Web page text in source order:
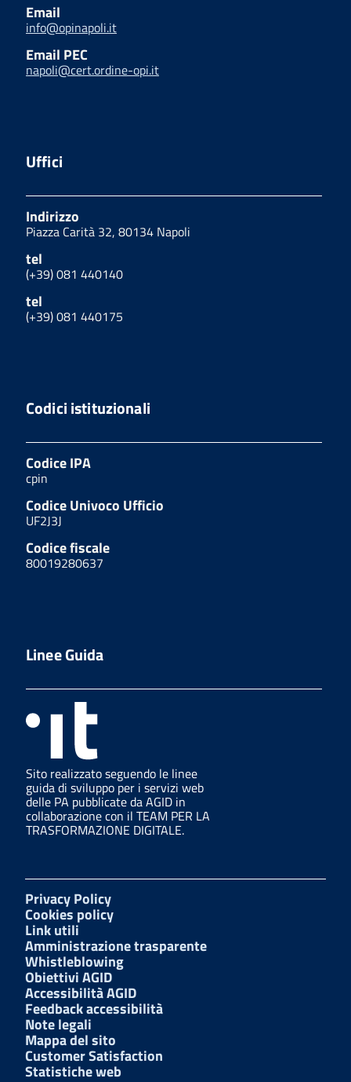
Email
info@opinapoli.it
Email PEC
napoli@cert.ordine-opi.it
Uffici
Indirizzo
Piazza Carità 32, 80134 Napoli
tel
(+39) 081 440140
tel
(+39) 081 440175
Codici istituzionali
Codice IPA
cpin
Codice Univoco Ufficio
UF2J3J
Codice fiscale
80019280637
Linee Guida
Sito realizzato seguendo le linee
guida di sviluppo per i servizi web
delle PA pubblicate da AGID in
collaborazione con il TEAM PER LA
TRASFORMAZIONE DIGITALE.
Privacy Policy
Cookies policy
Link utili
Amministrazione trasparente
Whistleblowing
Obiettivi AGID
Accessibilità AGID
Feedback accessibilità
Note legali
Mappa del sito
Customer Satisfaction
Statistiche web